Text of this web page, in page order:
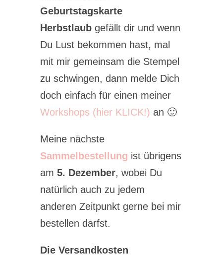
Geburtstagskarte
Herbstlaubgefällt dir und wenn
Du Lust bekommen hast, mal
mit mir gemeinsam die Stempel
zu schwingen, dann melde Dich
doch einfach für einen meiner
Workshops (hier KLICK!) an 🙂
Meine nächste
Sammelbestellung ist übrigens
am 5. Dezember, wobei Du
natürlich auch zu jedem
anderen Zeitpunkt gerne bei mir
bestellen darfst.
Die Versandkosten